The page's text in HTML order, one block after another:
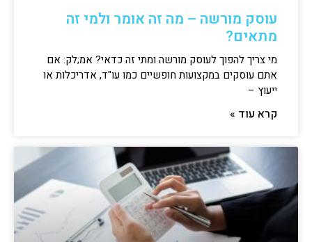
עוסק מורשה – מה זה אומר ולמי זה
מתאים?
מי צריך להפוך לעוסק מורשה ומתי זה כדאי? אמ;לק: אם
אתם עוסקים במקצועות חופשיים כמו עו"ד, אדריכלות או
ייעוץ –
קרא עוד »